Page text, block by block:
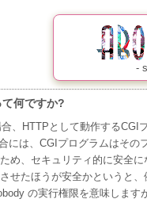
-
何ですか?
、HTTPとして動作する
には、CGIプログラムはそ
め、セキュリティ的に安全に
せたほうが安全かというと
の実行権限を意味しま